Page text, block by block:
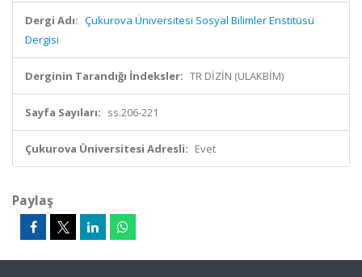
Dergi Adı: Çukurova Üniversitesi Sosyal Bilimler Enstitüsü
Dergisi
Derginin Tarandığı İndeksler: TR DİZİN (ULAKBİM)
Sayfa Sayıları: ss.206-221
Çukurova Üniversitesi Adresli: Evet
Paylaş